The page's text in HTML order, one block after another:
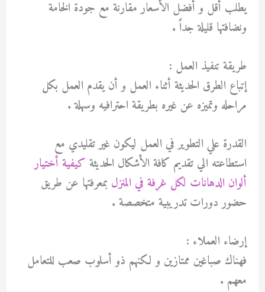
يطلب أقل و أفضل الأسعار مقارنة مع جودة الخامة
ونضافتها قليلة جداً .
طريقة تنفيذ العمل :
إتباع الطرق الحديثة أثناء العمل و أن يقدم العمل بكل
مراحله وتميزه عن غيره بطريقة احترافيه وسهلة .
القدرة علي التطوير في العمل ليكون غير تقليدي مع
استطاعته الي تقديم كافة الأشكال الحديثة كيفية أختيار
ألوان الدهانات لكل غرفة في المنزل بمعرفتها عن طريق
حضور دورات تدريبية متخصصة .
إرضاء العملاء :
فهناك صباغين ممتازين و لكنهم ذو أسلوب صعب للتعامل
معهم .